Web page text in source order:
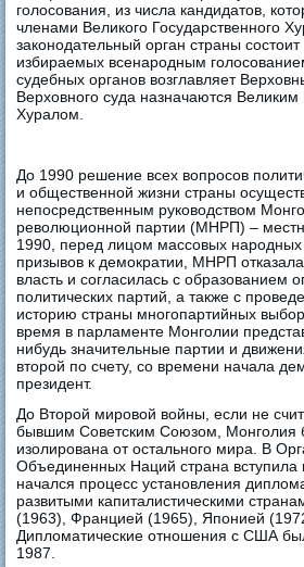
голосования, из числа кандидатов,
членами Великого Государственного
законодательный орган страны состоит
избираемых всенародным
судебных органов возглавляет
Верховного суда назначаются
Хуралом.
До 1990 решение всех вопросов
и общественной жизни страны
непосредственным руководством
революционной партии (МНРП) –
1990, перед лицом массовых
призывов к демократии, МНРП
власть и согласилась с образованием
политических партий, а также с
историю страны многопартийных
время в парламенте Монголии
нибудь значительные партии и
второй по счету, со времени начала
президент.
До Второй мировой войны, если не
бывшим Советским Союзом, Монголия
изолирована от остального мира. В
Объединенных Наций страна вступила
начался процесс установления
развитыми капиталистическими
(1963), Францией (1965), Японией
Дипломатические отношения с США
1987.